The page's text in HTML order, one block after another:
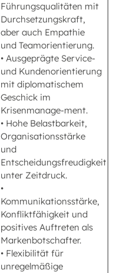
Führungsqualitäten mit
Durchsetzungskraft,
aber auch Empathie
und Teamorientierung.
• Ausgeprägte Service-
und Kundenorientierung
mit diplomatischem
Geschick im
Krisenmanage-ment.
• Hohe Belastbarkeit,
Organisationsstärke
und
Entscheidungsfreudigkeit
unter Zeitdruck.
•
Kommunikationsstärke,
Konfliktfähigkeit und
positives Auftreten als
Markenbotschafter.
• Flexibilität für
unregelmäßige